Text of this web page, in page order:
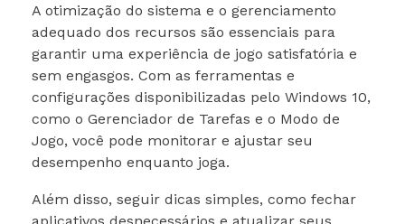
A otimização do sistema e o gerenciamento
adequado dos recursos são essenciais para
garantir uma experiência de jogo satisfatória e
sem engasgos. Com as ferramentas e
configurações disponibilizadas pelo Windows 10,
como o Gerenciador de Tarefas e o Modo de
Jogo, você pode monitorar e ajustar seu
desempenho enquanto joga.
Além disso, seguir dicas simples, como fechar